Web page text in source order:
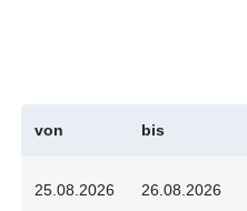
von bis
25.08.2026 26.08.2026